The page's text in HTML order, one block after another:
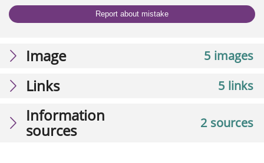
Report about mistake
5 images
Image
5 links
Links
2 sources
Information
sources